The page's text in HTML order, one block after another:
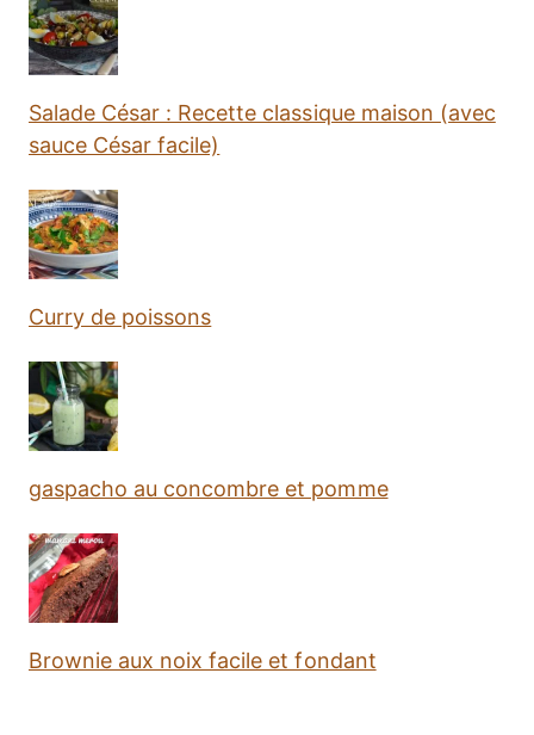
Salade César : Recette classique maison (avec
sauce César facile)
Curry de poissons
gaspacho au concombre et pomme
Brownie aux noix facile et fondant